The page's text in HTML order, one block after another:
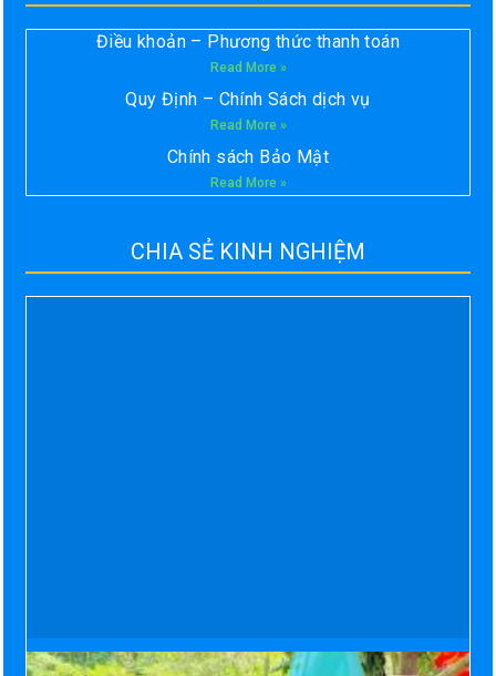
Điều khoản – Phương thức thanh toán
Read More »
Quy Định – Chính Sách dịch vụ
Read More »
Chính sách Bảo Mật
Read More »
CHIA SẺ KINH NGHIỆM